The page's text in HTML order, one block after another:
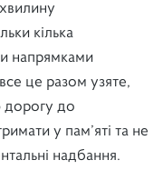
кілька
напрямками
це разом узяте,
дорогу до
у пам’яті та не
надбання.